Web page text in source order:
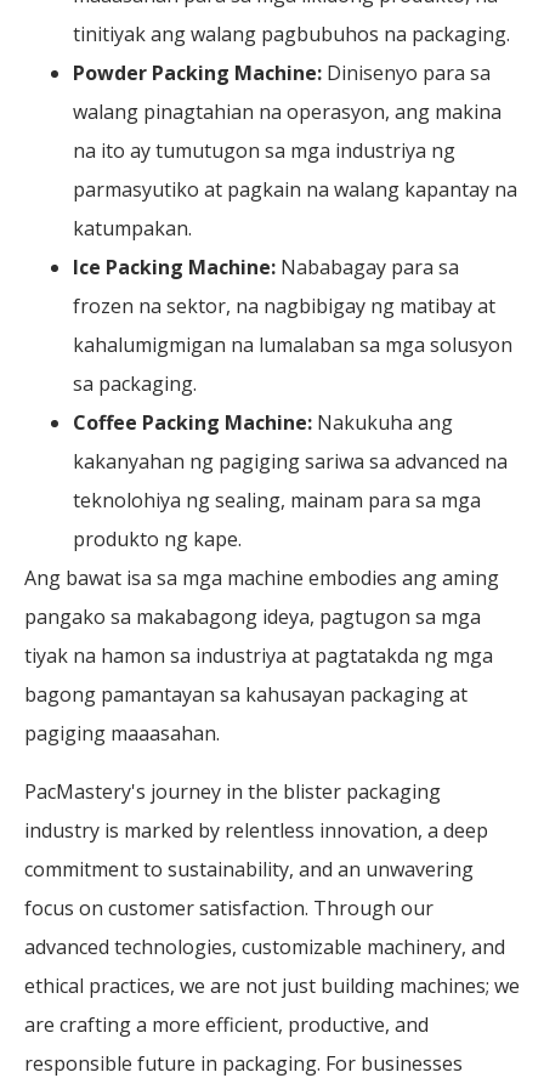
tinitiyak ang walang pagbubuhos na packaging.
Powder Packing Machine: Dinisenyo para sa
walang pinagtahian na operasyon, ang makina
na ito ay tumutugon sa mga industriya ng
parmasyutiko at pagkain na walang kapantay na
katumpakan.
Ice Packing Machine: Nababagay para sa
frozen na sektor, na nagbibigay ng matibay at
kahalumigmigan na lumalaban sa mga solusyon
sa packaging.
Coffee Packing Machine: Nakukuha ang
kakanyahan ng pagiging sariwa sa advanced na
teknolohiya ng sealing, mainam para sa mga
produkto ng kape.
Ang bawat isa sa mga machine embodies ang aming
pangako sa makabagong ideya, pagtugon sa mga
tiyak na hamon sa industriya at pagtatakda ng mga
bagong pamantayan sa kahusayan packaging at
pagiging maaasahan.
PacMastery's journey in the blister packaging
industry is marked by relentless innovation, a deep
commitment to sustainability, and an unwavering
focus on customer satisfaction. Through our
advanced technologies, customizable machinery, and
ethical practices, we are not just building machines; we
are crafting a more efficient, productive, and
responsible future in packaging. For businesses